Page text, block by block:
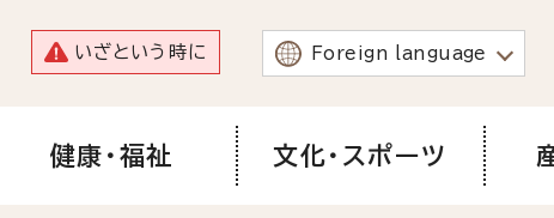
いざという時に Foreign language
健康・福祉 文化・スポーツ